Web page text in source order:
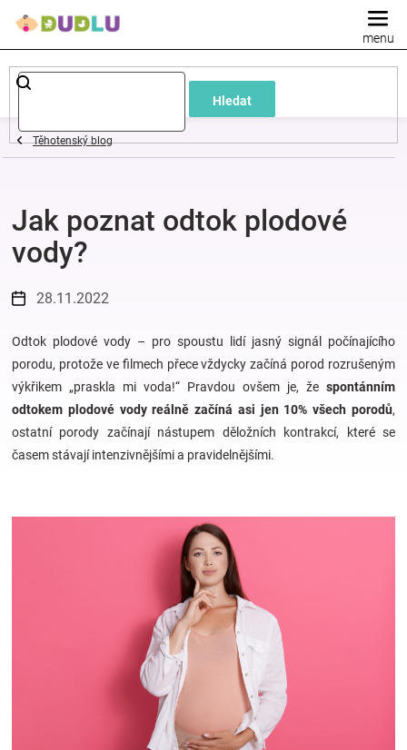
Hledat
Dětské
a
oblečení
Pokojíček
a
kojenecká
výbava
Hračky
Těhotenský blog
Jak poznat odtok plodové
vody?
28.11.2022
Odtok plodové vody – pro spoustu lidí jasný signál počínajícího
porodu, protože ve filmech přece vždycky začíná porod rozrušeným
výkřikem „praskla mi voda!“ Pravdou ovšem je, že spontánním
odtokem plodové vody reálně začíná asi jen 10% všech porodů,
ostatní porody začínají nástupem děložních kontrakcí, které se
časem stávají intenzivnějšími a pravidelnějšími.